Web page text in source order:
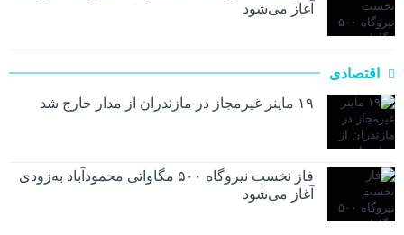
آغاز می‌شود
اقتصادی
۱۹ ماینر غیرمجاز در مازندران از مدار خارج شد
فاز نخست نیروگاه ۵۰۰ مگاواتی محمودآباد به‌زودی
آغاز می‌شود